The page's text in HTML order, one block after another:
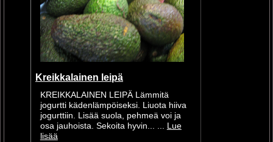
Kreikkalainen leipä
KREIKKALAINEN LEIPÄ Lämmitä
jogurtti kädenlämpöiseksi. Liuota hiiva
jogurttiin. Lisää suola, pehmeä voi ja
osa jauhoista. Sekoita hyvin... ... Lue
lisää